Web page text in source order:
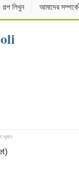
গল্প লিখুন আমাদের সম্পর্কে
ভুবনে